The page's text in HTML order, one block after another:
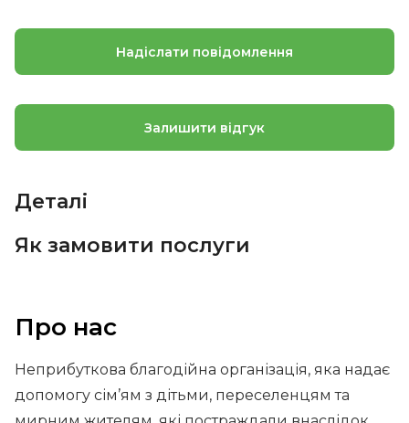
Про нас
Неприбуткова благодійна організація, яка надає
допомогу сім’ям з дітьми, переселенцям та
Надіслати повідомлення
Залишити відгук
Деталі
Як замовити послуги